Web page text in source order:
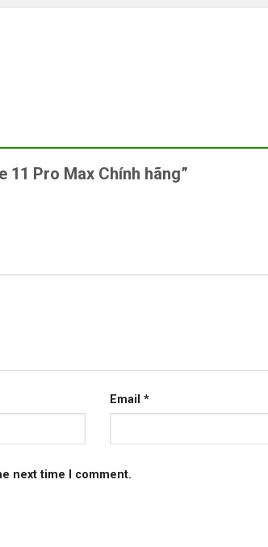
11 Pro Max Chính hãng”
Email *
next time I comment.